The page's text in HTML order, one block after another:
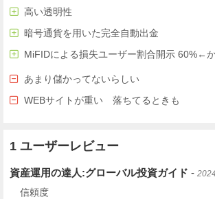
高い透明性
暗号通貨を用いた完全自動出金
MiFIDによる損失ユーザー割合開示 60%←
あまり儲かってないらしい
WEBサイトが重い 落ちてるときも
1 ユーザーレビュー
資産運用の達人:グローバル投資ガイド -
信頼度